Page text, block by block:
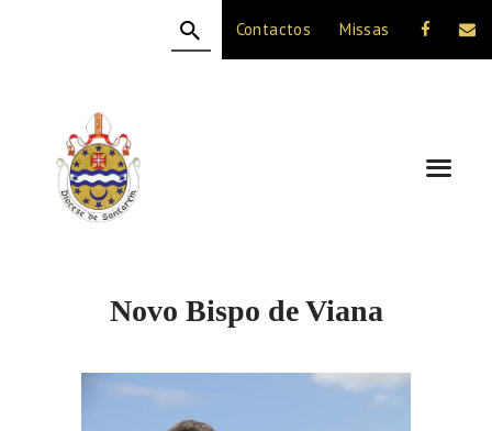
Contactos Missas
Novo Bispo de Viana
A DIOCESE
CELEBRAÇÃO
VIDA CRISTÃ
NOTÍCIAS